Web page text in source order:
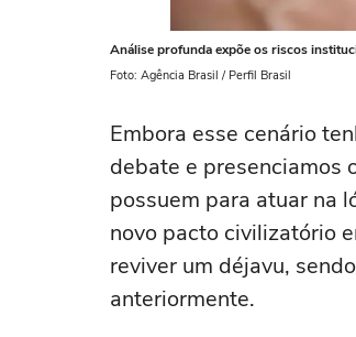
Análise profunda expõe os riscos
Foto: Agência Brasil / Perfil Brasil
Embora esse cenário
debate e presenciamos
possuem para atuar na
novo pacto civilizatório
reviver um déjavu,
anteriormente.